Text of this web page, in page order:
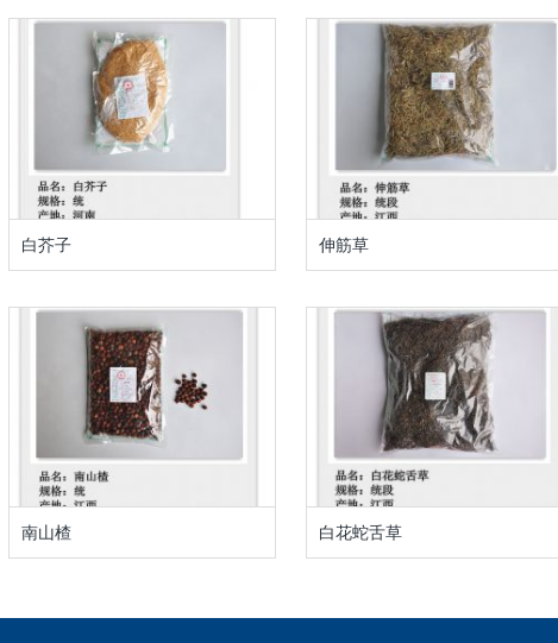
白芥子 伸筋草
南山楂 白花蛇舌草